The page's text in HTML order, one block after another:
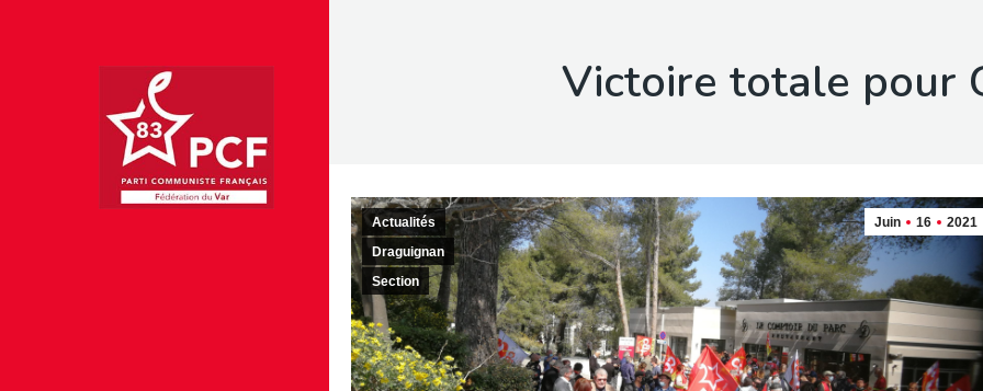
Victoire totale pour
Juin 16 2021
Actualités
Draguignan
Section